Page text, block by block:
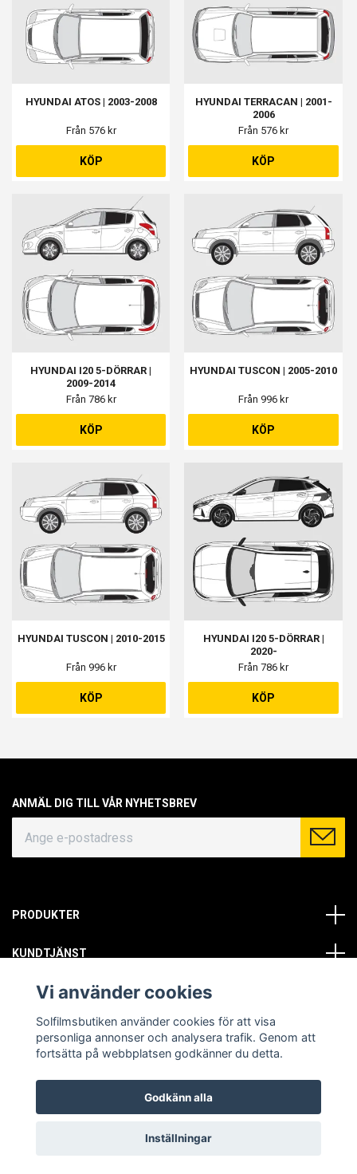
HYUNDAI ATOS | 2003-2008
Från 576 kr
KÖP
HYUNDAI TERRACAN | 2001-
2006
Från 576 kr
KÖP
HYUNDAI I20 5-DÖRRAR |
2009-2014
Från 786 kr
KÖP
HYUNDAI TUSCON | 2005-2010
Från 996 kr
KÖP
HYUNDAI TUSCON | 2010-2015
Från 996 kr
KÖP
HYUNDAI I20 5-DÖRRAR |
2020-
Från 786 kr
KÖP
ANMÄL DIG TILL VÅR NYHETSBREV
PRODUKTER
KUNDTJÄNST
OM OSS
SOCIALA MEDIER
© Copyright 2026 Solfilmsbutiken. All rights reserved.
Vi använder cookies
Solfilmsbutiken använder cookies för att visa
personliga annonser och analysera trafik. Genom att
fortsätta på webbplatsen godkänner du detta.
Godkänn alla
Inställningar